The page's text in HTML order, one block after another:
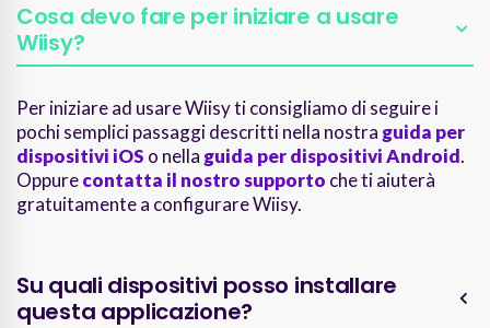
Cosa devo fare per iniziare a usare
Wiisy?
Per iniziare ad usare Wiisy ti consigliamo di seguire i
pochi semplici passaggi descritti nella nostra guida per
dispositivi iOS o nella guida per dispositivi Android.
Oppurecontatta il nostro supporto che ti aiuterà
gratuitamente a configurare Wiisy.
Su quali dispositivi posso installare
questa applicazione?